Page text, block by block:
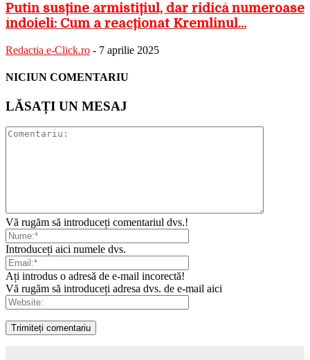
Putin susține armistițiul, dar ridică numeroase
îndoieli: Cum a reacționat Kremlinul...
Redactia e-Click.ro - 7 aprilie 2025
NICIUN COMENTARIU
LĂSAȚI UN MESAJ
Vă rugăm să introduceți comentariul dvs.!
Introduceți aici numele dvs.
Ați introdus o adresă de e-mail incorectă!
Vă rugăm să introduceți adresa dvs. de e-mail aici